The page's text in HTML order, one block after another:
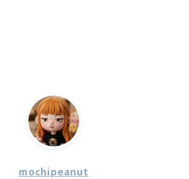
mochipeanut